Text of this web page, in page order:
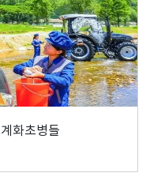
화초병들